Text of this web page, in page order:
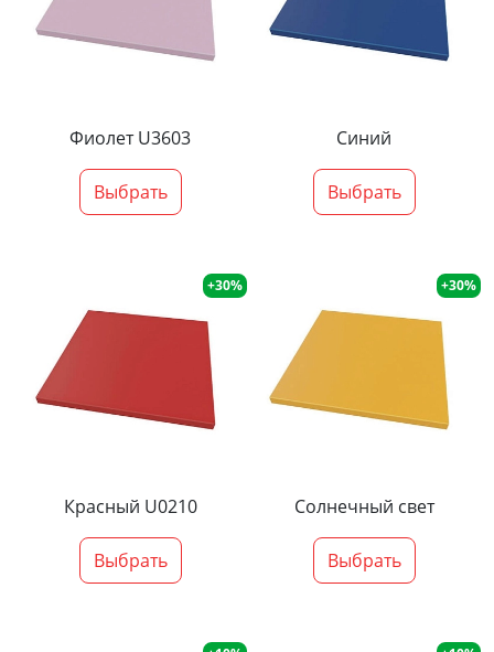
Фиолет U3603
Выбрать
Синий
Выбрать
+30%
Красный U0210
Выбрать
+30%
Солнечный свет
Выбрать